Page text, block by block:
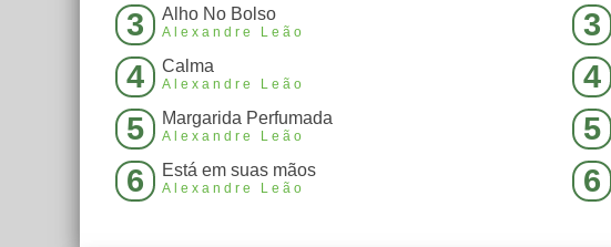
3 Alho No Bolso
Alexandre Leão
4 Calma
Alexandre Leão
5 Margarida Perfumada
Alexandre Leão
6 Está em suas mãos
Alexandre Leão
3
4
5
6